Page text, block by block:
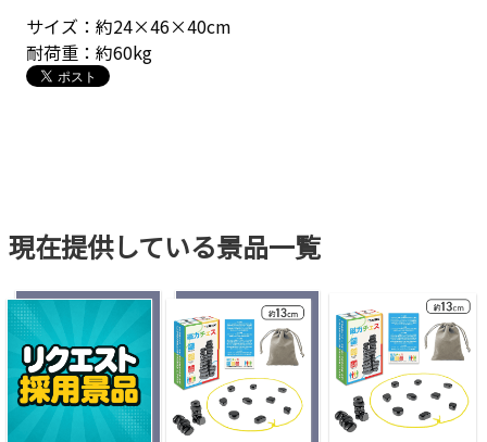
サイズ：約24×46×40cm
耐荷重：約60kg
現在提供している景品一覧